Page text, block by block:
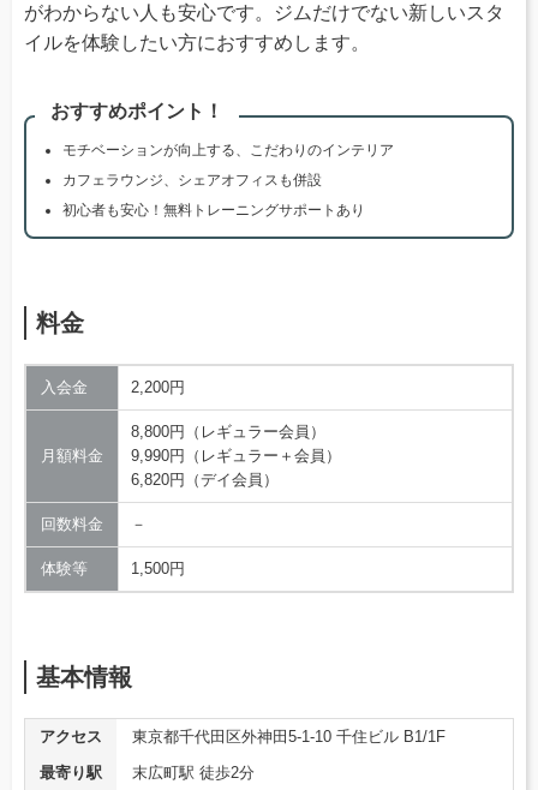
がわからない人も安心です。ジムだけでない新しいスタ
イルを体験したい方におすすめします。
おすすめポイント！
モチベーションが向上する、こだわりのインテリア
カフェラウンジ、シェアオフィスも併設
初心者も安心！無料トレーニングサポートあり
料金
入会金 2,200円
月額料金
8,800円（レギュラー会員）
9,990円（レギュラー＋会員）
6,820円（デイ会員）
回数料金 －
体験等 1,500円
基本情報
アクセス
東京都千代田区外神田5-1-10 千住ビル B1/1F
最寄り駅
末広町駅 徒歩2分